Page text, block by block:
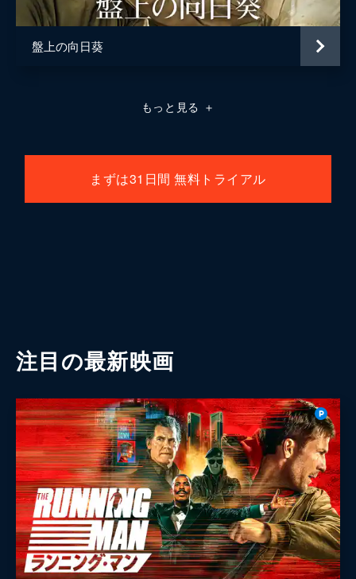
盤上の向日葵
もっと見る ＋
まずは31日間 無料トライアル
注目の最新映画